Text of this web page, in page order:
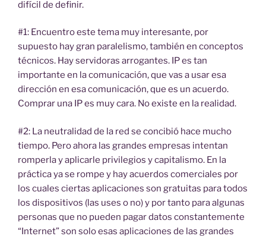
difícil de definir.
#1: Encuentro este tema muy interesante, por
supuesto hay gran paralelismo, también en conceptos
técnicos. Hay servidoras arrogantes. IP es tan
importante en la comunicación, que vas a usar esa
dirección en esa comunicación, que es un acuerdo.
Comprar una IP es muy cara. No existe en la realidad.
#2: La neutralidad de la red se concibió hace mucho
tiempo. Pero ahora las grandes empresas intentan
romperla y aplicarle privilegios y capitalismo. En la
práctica ya se rompe y hay acuerdos comerciales por
los cuales ciertas aplicaciones son gratuitas para todos
los dispositivos (las uses o no) y por tanto para algunas
personas que no pueden pagar datos constantemente
“Internet” son solo esas aplicaciones de las grandes